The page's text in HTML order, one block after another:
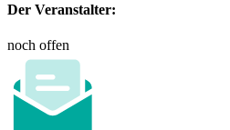
Der Veranstalter:
noch offen